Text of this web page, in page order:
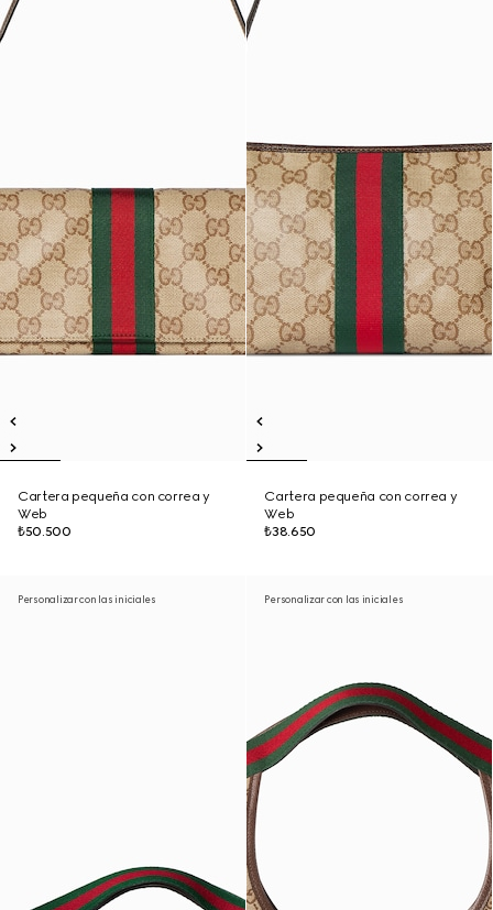
Cartera pequeña con correa y
Web
₺50.500
Cartera pequeña con correa y
Web
₺38.650
Personalizar con las iniciales Personalizar con las iniciales